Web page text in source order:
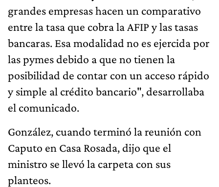
grandes empresas hacen un comparativo
entre la tasa que cobra la AFIP y las tasas
bancaras. Esa modalidad no es ejercida por
las pymes debido a que no tienen la
posibilidad de contar con un acceso rápido
y simple al crédito bancario", desarrollaba
el comunicado.
González, cuando terminó la reunión con
Caputo en Casa Rosada, dijo que el
ministro se llevó la carpeta con sus
planteos.